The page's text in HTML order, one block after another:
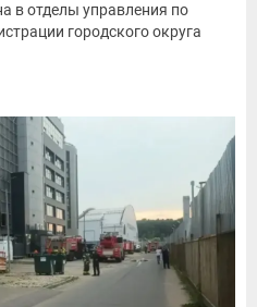
в отделы управления по
городского округа